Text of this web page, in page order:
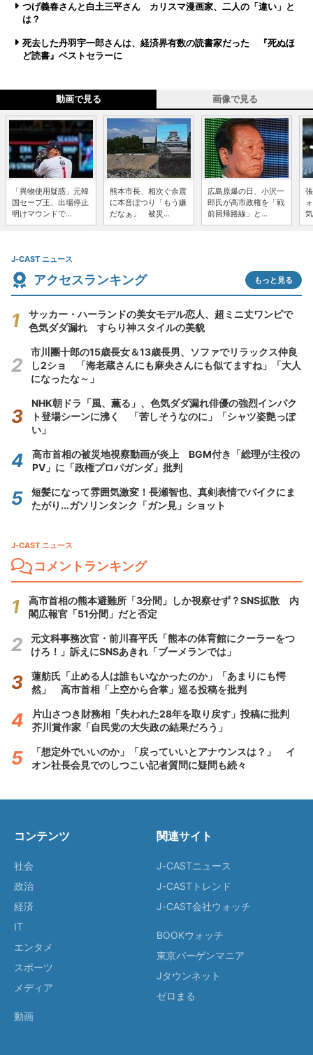
つげ義春さんと白土三平さん カリスマ漫画家、二人の「違い」と
は？
死去した丹羽宇一郎さんは、経済界有数の読書家だった 『死ぬほ
ど読書』ベストセラーに
動画で見る 画像で見る
「異物使用疑惑」元韓
国セーブ王、出場停止
明けマウンドで...
熊本市長、相次ぐ余震
に本音ぽつり「もう嫌
だなぁ」 被災...
広島原爆の日、小沢一
郎氏が高市政権を「戦
前回帰路線」と...
J-CAST ニュース
アクセスランキング もっと見る
サッカー・ハーランドの美女モデル恋人、超ミニ丈ワンピで
色気ダダ漏れ すらり神スタイルの美貌
市川團十郎の15歳長女＆13歳長男、ソファでリラックス仲良
し2ショ 「海老蔵さんにも麻央さんにも似てますね」「大人
になったな～」
NHK朝ドラ「風、薫る」、色気ダダ漏れ俳優の強烈インパク
ト登場シーンに沸く 「苦しそうなのに」「シャツ姿艶っぽ
い」
高市首相の被災地視察動画が炎上 BGM付き「総理が主役の
PV」に「政権プロパガンダ」批判
短髪になって雰囲気激変！長瀬智也、真剣表情でバイクにま
たがり...ガソリンタンク「ガン見」ショット
J-CAST ニュース
コメントランキング
高市首相の熊本避難所「3分間」しか視察せず？SNS拡散 内
閣広報官「51分間」だと否定
元文科事務次官・前川喜平氏「熊本の体育館にクーラーをつ
けろ！」訴えにSNSあきれ「ブーメランでは」
蓮舫氏「止める人は誰もいなかったのか」「あまりにも愕
然」 高市首相「上空から合掌」巡る投稿を批判
片山さつき財務相「失われた28年を取り戻す」投稿に批判
芥川賞作家「自民党の大失政の結果だろう」
「想定外でいいのか」「戻っていいとアナウンスは？」 イ
オン社長会見でのしつこい記者質問に疑問も続々
コンテンツ
社会
政治
経済
IT
エンタメ
スポーツ
メディア
動画
関連サイト
J-CASTニュース
J-CASTトレンド
J-CAST会社ウォッチ
BOOKウォッチ
東京バーゲンマニア
Jタウンネット
ゼロまる